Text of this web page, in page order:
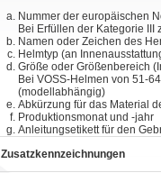
Nummer der europäischen
Bei Erfüllen der Kategorie III
Namen oder Zeichen des
Helmtyp (an
Größe oder Größenbereich
Bei VOSS-Helmen von 51-
(modellabhängig)
Abkürzung für das Material
Produktionsmonat und -jahr
Anleitungsetikett für den
Zusatzkennzeichnungen